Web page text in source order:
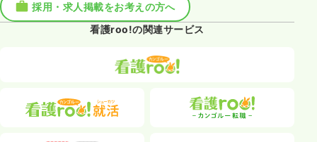
採用・求人掲載をお考えの方へ
看護roo!の関連サービス